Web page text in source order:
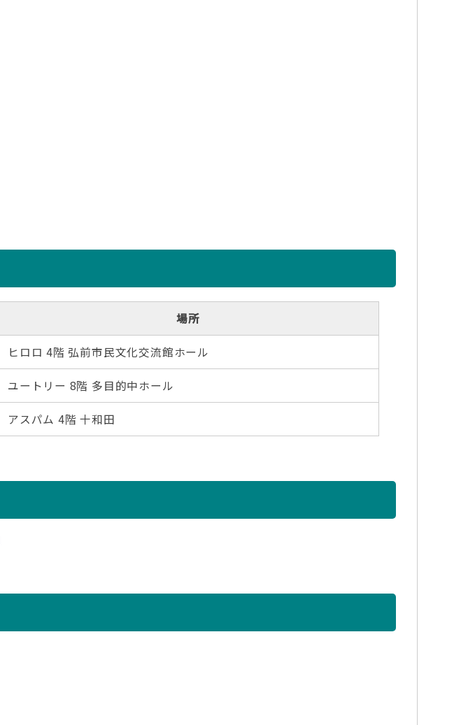
場所
ヒロロ 4階 弘前市民文化交流館ホール
ユートリー 8階 多目的中ホール
アスパム 4階 十和田